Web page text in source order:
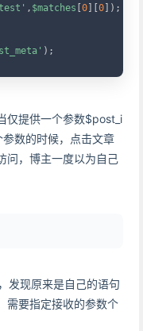
, $matches 0 0 ) ;
) ;
仅提供一个参数$post_i
数的时候，点击文章
问，博主一度以为自己
发现原来是自己的语句
需要指定接收的参数个